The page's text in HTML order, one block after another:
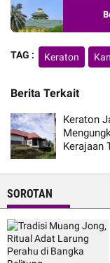
TAG : Keraton
Berita Terkait
Keraton
Kerajaan
Halmahera
SOROTAN